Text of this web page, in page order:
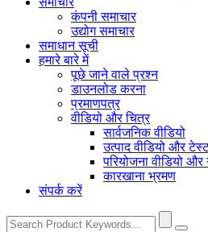
कंपनी समाचार
उद्योग समाचार
समाधान सूची
हमारे बारे में
पूछे जाने वाले प्रश्न
डाउनलोड करना
प्रमाणपत्र
वीडियो और चित्र
सार्वजनिक वीडियो
उत्पाद वीडियो और
परियोजना वीडियो और
कारखाना भ्रमण
संपर्क करें